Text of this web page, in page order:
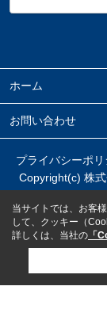
ホーム
お問い合わせ
プライバシーポリ
Copyright(c) 株
当サイトでは、お客
して、クッキー（
詳しくは、当社の 「